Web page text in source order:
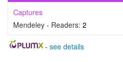
Captures
Mendeley - Readers: 2
- see details